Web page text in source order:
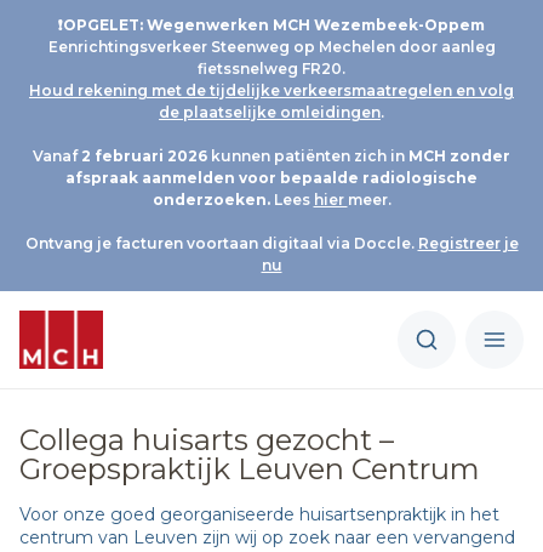
❗OPGELET: Wegenwerken MCH Wezembeek-Oppem
Eenrichtingsverkeer Steenweg op Mechelen door aanleg
fietssnelweg FR20.
Houd rekening met de tijdelijke verkeersmaatregelen en volg
de plaatselijke omleidingen.
Vanaf 2 februari 2026 kunnen patiënten zich in MCH zonder
afspraak aanmelden voor bepaalde radiologische
onderzoeken.Lees hier meer.
Ontvang je facturen voortaan digitaal via Doccle. Registreer je
nu
Collega huisarts gezocht –
Groepspraktijk Leuven Centrum
Voor onze goed georganiseerde huisartsenpraktijk in het
centrum van Leuven zijn wij op zoek naar een vervangend